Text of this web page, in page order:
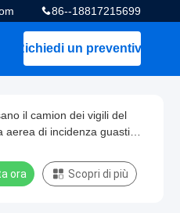
86--18817215699
Richiedi un preventivo
il camion dei vigili del
aerea di incidenza guasti
ora Scopri di più